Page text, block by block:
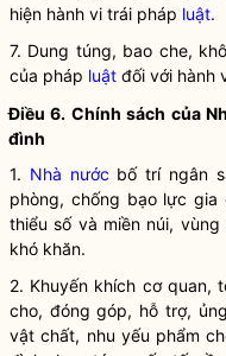
hiện hành vi trái pháp luật.
7. Dung túng, bao che,
của pháp luật đối với hành
Điều 6. Chính sách của
đình
1. Nhà nước bố trí ngân
phòng, chống bạo lực gia
thiểu số và miền núi,
khó khăn.
2. Khuyến khích cơ quan,
cho, đóng góp, hỗ trợ,
vật chất, nhu yếu phẩm